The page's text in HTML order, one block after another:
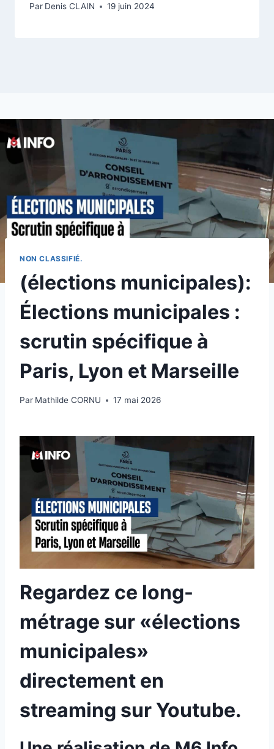
Par Denis CLAIN 19 juin 2024
NON CLASSIFIÉ.
(élections municipales):
Élections municipales :
scrutin spécifique à
Paris, Lyon et Marseille
Par Mathilde CORNU 17 mai 2026
Regardez ce long-
métrage sur «élections
municipales»
directement en
streaming sur Youtube.